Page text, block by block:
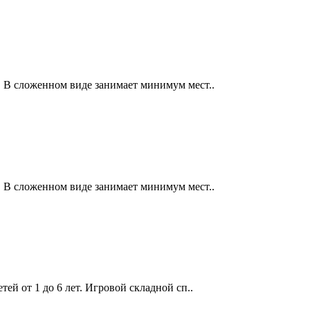
В сложенном виде занимает минимум мест..
В сложенном виде занимает минимум мест..
от 1 до 6 лет. Игровой складной сп..